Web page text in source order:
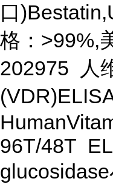
口
格：>99%,
202975 人
96T/48T